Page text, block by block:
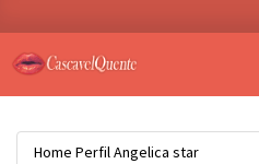
Home PerfilAngelica star